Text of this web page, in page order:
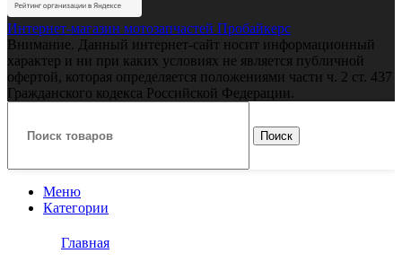
Интернет-магазин мотозапчастей Пробайкерс
Внимание. Данный интернет-сайт носит информационный
характер и ни при каких условиях не является публичной
офертой, которая определяется положениями части ч. 2 ст. 437
Гражданского кодекса Российской Федерации.
Поиск
Меню
Категории
Главная